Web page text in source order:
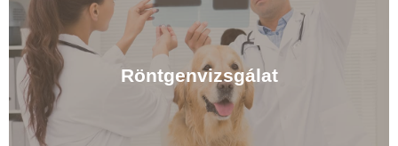
Állatkórházunkban sertések, marhák, juhok és baromfik
ivartalanítására, egyéb kezelésére, valamint
takarmányozási tanácsadásra is van lehetősége
azoknak, akik haszonállataikat is szeretnék
biztonságban tudni.
Kapcsolatfelvétel
Röntgenvizsgálat